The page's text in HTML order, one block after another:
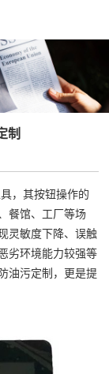
制
，其按钮操作的
餐馆、工厂等场
灵敏度下降、误触
劣环境能力较强等
油污定制，更是提